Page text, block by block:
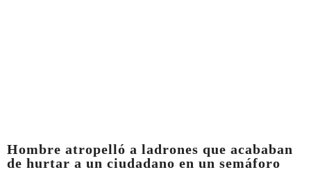
Hombre atropelló a ladrones que acababan
de hurtar a un ciudadano en un semáforo